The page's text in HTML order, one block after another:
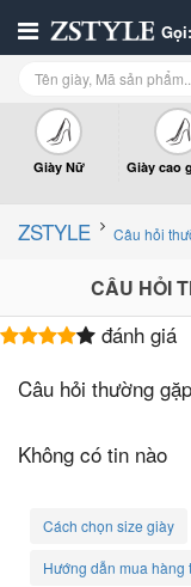
Giày Nữ Giày cao
ZSTYLE Câu hỏi
CÂU HỎI
đánh giá
Câu hỏi thường
Không có tin nào
Cách chọn size giày
Hướng dẫn mua hàng